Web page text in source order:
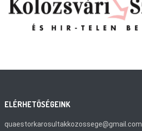
ELÉRHETŐSÉGEINK
quaestorkarosultakkozossege@gmail.com